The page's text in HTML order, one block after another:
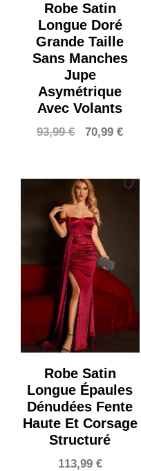
Robe Satin
Longue Doré
Grande Taille
Sans Manches
Jupe
Asymétrique
Avec Volants
93,99€
Le
était :
93,99 €.
70,99€Le
est :
Robe Satin
Longue Épaules
Dénudées Fente
Haute Et Corsage
Structuré
113,99 €